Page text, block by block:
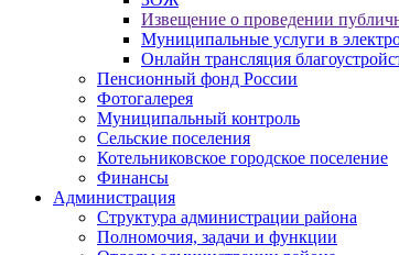
Извещение о проведении
Муниципальные услуги в
Онлайн трансляция
Пенсионный фонд России
Фотогалерея
Муниципальный контроль
Сельские поселения
Котельниковское городское поселение
Финансы
Администрация
Структура администрации района
Полномочия, задачи и функции